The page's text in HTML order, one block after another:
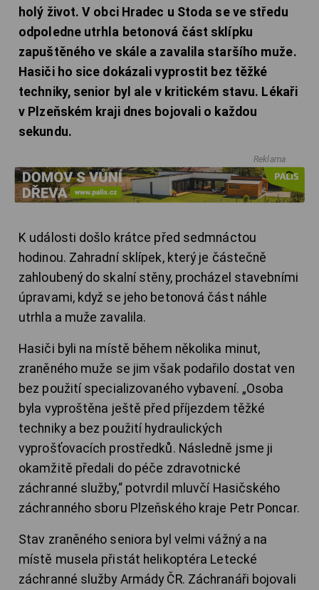
holý život. V obci Hradec u Stoda se ve středu
odpoledne utrhla betonová část sklípku
zapuštěného ve skále a zavalila staršího muže.
Hasiči ho sice dokázali vyprostit bez těžké
techniky, senior byl ale v kritickém stavu. Lékaři
v Plzeňském kraji dnes bojovali o každou
sekundu.
Reklama
K události došlo krátce před sedmnáctou
hodinou. Zahradní sklípek, který je částečně
zahloubený do skalní stěny, procházel stavebními
úpravami, když se jeho betonová část náhle
utrhla a muže zavalila.
Hasiči byli na místě během několika minut,
zraněného muže se jim však podařilo dostat ven
bez použití specializovaného vybavení. „Osoba
byla vyproštěna ještě před příjezdem těžké
techniky a bez použití hydraulických
vyprošťovacích prostředků. Následně jsme ji
okamžitě předali do péče zdravotnické
záchranné služby,“ potvrdil mluvčí Hasičského
záchranného sboru Plzeňského kraje Petr Poncar.
Stav zraněného seniora byl velmi vážný a na
místě musela přistát helikoptéra Letecké
záchranné služby Armády ČR. Záchranáři bojovali